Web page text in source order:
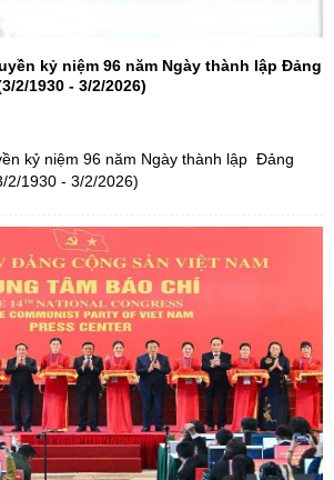
kỷ niệm 96 năm Ngày thành lập Đảng
2/1930 - 3/2/2026)
kỷ niệm 96 năm Ngày thành lập Đảng
2/1930 - 3/2/2026)